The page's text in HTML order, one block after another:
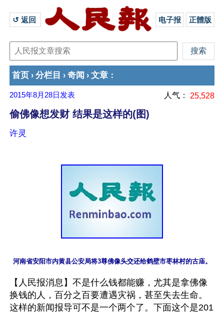
↺ 返回 电子报 正體版
首页 › 分栏目 › 奇闻 › 文章 ：
2015年8月28日 发表 人气： 25,528
偷佛像想发财 结果是这样的(图)
许灵
【人民报消息】不是什么钱都能赚，尤其是拿佛像
换钱的人，百分之百要遭遇灾祸，甚至失去生命。
这样的新闻报导可不是一个两个了。下面这个是201